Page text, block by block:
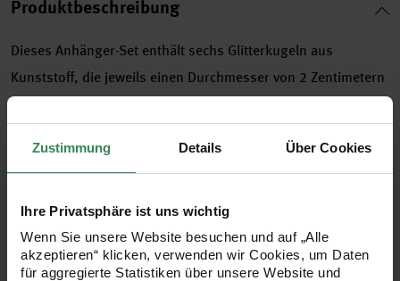
Zustimmung Details Über Cookies
Ihre Privatsphäre ist uns wichtig
Wenn Sie unsere Website besuchen und auf „Alle
akzeptieren“ klicken, verwenden wir Cookies, um Daten
für aggregierte Statistiken über unsere Website und
Produktbeschreibung
Dieses Anhänger-Set enthält sechs Glitterkugeln aus
Kunststoff, die jeweils einen Durchmesser von 2 Zentimetern
Geschenkanhänger oder als Dekoration am Weihnachtsbaum
Einzigartigkeit.
Mini-Kugelanhänger-Set mit 6 Glitterkugeln